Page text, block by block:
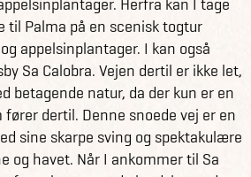
til Palma på en scenisk togtur
appelsinplantager. I kan også
Sa Calobra. Vejen dertil er ikke let,
betagende natur, da der kun er en
dertil. Denne snoede vej er en
sine skarpe sving og spektakulære
og havet. Når I ankommer til Sa